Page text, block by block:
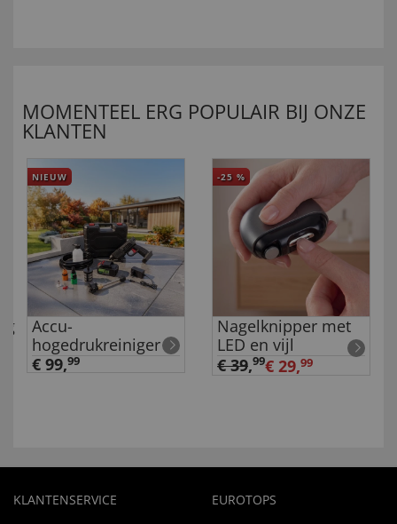
MOMENTEEL ERG POPULAIR BIJ ONZE
KLANTEN
NIEUW
Accu-
hogedrukreiniger
€ 99,99
-25 %
Nagelknipper met
LED en vijl
€ 39,99€ 29,99
KLANTENSERVICE EUROTOPS